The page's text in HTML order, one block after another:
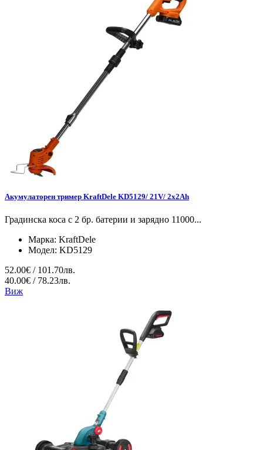
Акумулаторен тример KraftDele KD5129/ 21V/ 2x2Ah
Градинска коса с 2 бр. батерии и зарядно 11000...
Марка: KraftDele
Модел: KD5129
52.00€ / 101.70лв.
40.00€ / 78.23лв.
Виж